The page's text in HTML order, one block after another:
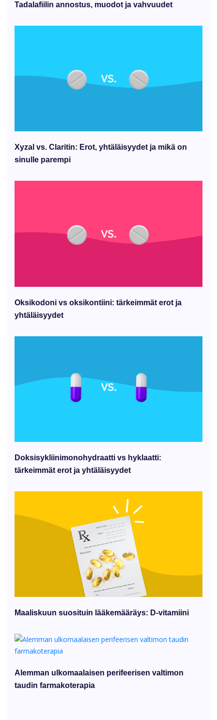
Tadalafiilin annostus, muodot ja vahvuudet
Xyzal vs. Claritin: Erot, yhtäläisyydet ja mikä on
sinulle parempi
Oksikodoni vs oksikontiini: tärkeimmät erot ja
yhtäläisyydet
Doksisykliinimonohydraatti vs hyklaatti:
tärkeimmät erot ja yhtäläisyydet
Maaliskuun suosituin lääkemääräys: D-vitamiini
Alemman ulkomaalaisen perifeerisen valtimon
taudin farmakoterapia